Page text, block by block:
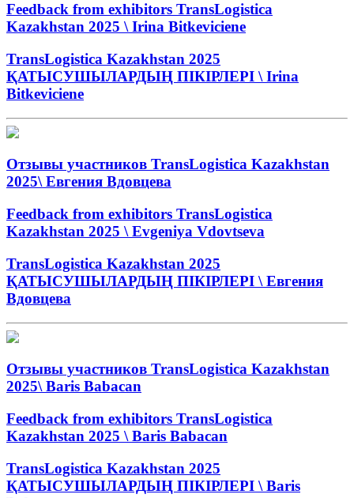
Feedback from exhibitors TransLogistica
Kazakhstan 2025 \ Irina Bitkeviciene
TransLogistica Kazakhstan 2025
ҚАТЫСУШЫЛАРДЫҢ ПІКІРЛЕРІ \ Irina
Bitkeviciene
Отзывы участников TransLogistica Kazakhstan
2025\ Евгения Вдовцева
Feedback from exhibitors TransLogistica
Kazakhstan 2025 \ Evgeniya Vdovtseva
TransLogistica Kazakhstan 2025
ҚАТЫСУШЫЛАРДЫҢ ПІКІРЛЕРІ \ Евгения
Вдовцева
Отзывы участников TransLogistica Kazakhstan
2025\ Baris Babacan
Feedback from exhibitors TransLogistica
Kazakhstan 2025 \ Baris Babacan
TransLogistica Kazakhstan 2025
ҚАТЫСУШЫЛАРДЫҢ ПІКІРЛЕРІ \ Baris